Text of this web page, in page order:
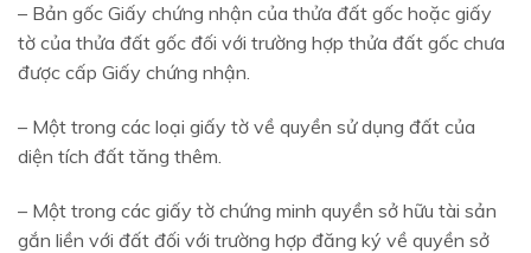
– Bản gốc Giấy chứng nhận của thửa đất gốc hoặc giấy
tờ của thửa đất gốc đối với trường hợp thửa đất gốc chưa
được cấp Giấy chứng nhận.
– Một trong các loại giấy tờ về quyền sử dụng đất của
diện tích đất tăng thêm.
– Một trong các giấy tờ chứng minh quyền sở hữu tài sản
gắn liền với đất đối với trường hợp đăng ký về quyền sở